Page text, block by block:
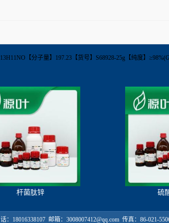
【分子量】197.23【货号】S68928-25g【纯度】
杆菌肽锌 硫
：18016338107 邮箱：3008007412@qq.com 传真：86-021-